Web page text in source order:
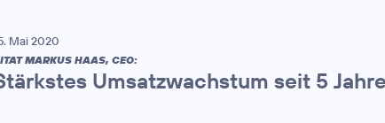
Mai 2020
MARKUS HAAS, CEO:
Umsatzwachstum seit 5